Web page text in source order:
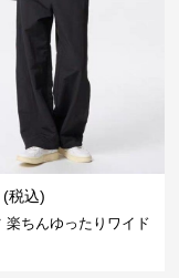
(税込)
楽ちんゆったりワイド